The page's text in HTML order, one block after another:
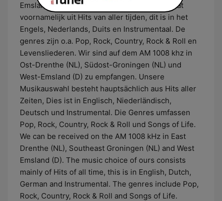
Emsland (D). De muziek keuze van ons bestaat
voornamelijk uit Hits van aller tijden, dit is in het
Engels, Nederlands, Duits en Instrumentaal. De
genres zijn o.a. Pop, Rock, Country, Rock & Roll en
Levensliederen. Wir sind auf dem AM 1008 khz in
Ost-Drenthe (NL), Südost-Groningen (NL) und
West-Emsland (D) zu empfangen. Unsere
Musikauswahl besteht hauptsächlich aus Hits aller
Zeiten, Dies ist in Englisch, Niederländisch,
Deutsch und Instrumental. Die Genres umfassen
Pop, Rock, Country, Rock & Roll und Songs of Life.
We can be received on the AM 1008 kHz in East
Drenthe (NL), Southeast Groningen (NL) and West
Emsland (D). The music choice of ours consists
mainly of Hits of all time, this is in English, Dutch,
German and Instrumental. The genres include Pop,
Rock, Country, Rock & Roll and Songs of Life.